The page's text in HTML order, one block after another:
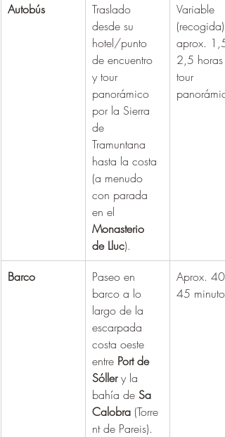
Autobús
Traslado
desde su
hotel/punto
de encuentro
y tour
panorámico
por la Sierra
de
Tramuntana
hasta la costa
(a menudo
con parada
en el
Monasterio
de Lluc).
Variable
(recogida)
aprox. 1,5
2,5 horas
tour
panorámico
Barco
Paseo en
barco a lo
largo de la
escarpada
costa oeste
entre Port de
Sóller y la
bahía de Sa
Calobra (Torre
nt de Pareis).
Aprox. 40 -
45 minutos